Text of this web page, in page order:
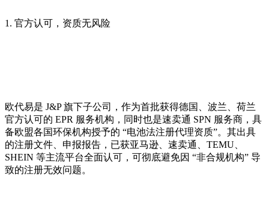
1. 官方认可，资质无风险
欧代易是 J&P 旗下子公司，作为首批获得德国、波兰、荷兰
官方认可的 EPR 服务机构，同时也是速卖通 SPN 服务商，具
备欧盟各国环保机构授予的 “电池法注册代理资质”。其出具
的注册文件、申报报告，已获亚马逊、速卖通、TEMU、
SHEIN 等主流平台全面认可，可彻底避免因 “非合规机构” 导
致的注册无效问题。